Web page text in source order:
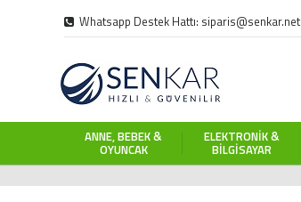
Whatsapp Destek Hattı: siparis@senkar.net
ANNE, BEBEK &
OYUNCAK
ELEKTRONIK &
BILGISAYAR